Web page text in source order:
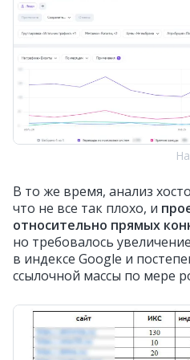
В то же время, анализ
что не все так плохо, и
относительно прямых
но требовалось
в индексе Google и
ссылочной массы по мере